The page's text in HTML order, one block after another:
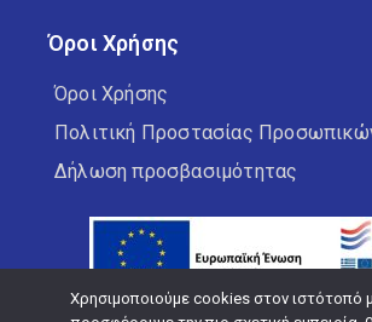
Όροι Χρήσης
Όροι Χρήσης
Πολιτική Προστασίας
Δήλωση προσβασιμότητας
Χρησιμοποιούμε cookies στον ιστότοπό